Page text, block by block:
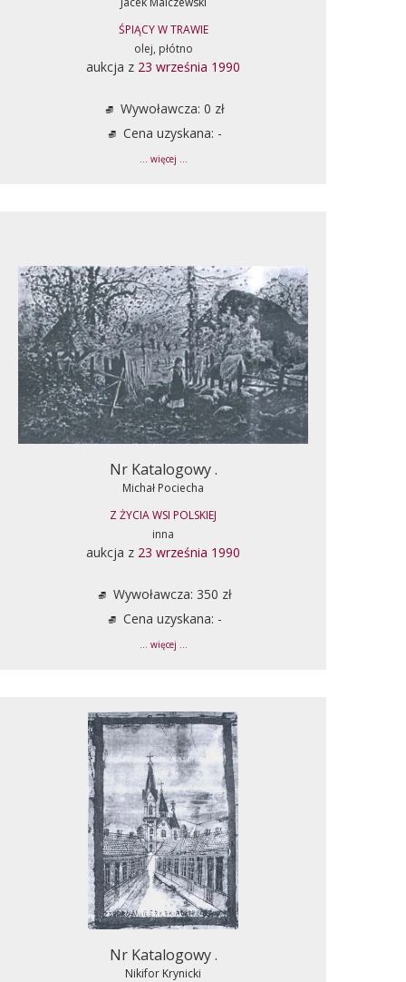
ŚPIĄCY W TRAWIE
olej, płótno
aukcja z 23 września 1990
Wywoławcza: 0 zł
Cena uzyskana: -
... więcej ...
Nr Katalogowy .
Michał Pociecha
Z ŻYCIA WSI POLSKIEJ
inna
aukcja z 23 września 1990
Wywoławcza: 350 zł
Cena uzyskana: -
... więcej ...
Nr Katalogowy .
Nikifor Krynicki